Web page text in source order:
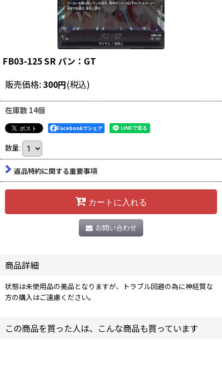
FB03-125 SR パン：GT
販売価格:300円(税込)
在庫数 14個
Facebookでシェア
数量:
返品特約に関する重要事項
カートに入れる
お問い合わせ
商品詳細
状態は未使用品の美品となりますが、トラブル回避の為に神経質な
方の購入はご遠慮ください。
この商品を買った人は、こんな商品も買っています